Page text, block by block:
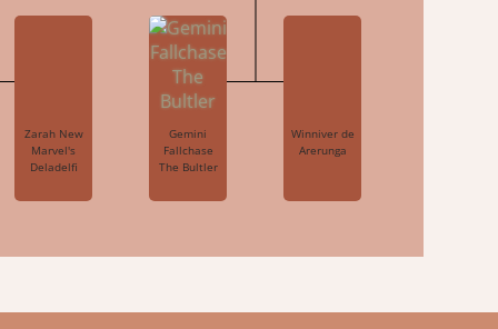
Zarah New
Marvel's
Deladelfi
Gemini
Fallchase
The Bultler
Winniver de
Arerunga